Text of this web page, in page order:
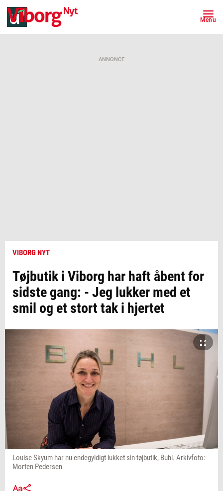
Menu
ANNONCE
VIBORG NYT
Tøjbutik i Viborg har haft åbent for
sidste gang: - Jeg lukker med et
smil og et stort tak i hjertet
Louise Skyum har nu endegyldigt lukket sin tøjbutik, Buhl. Arkivfoto:
Morten Pedersen